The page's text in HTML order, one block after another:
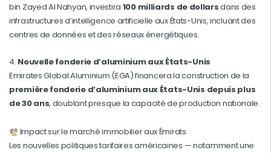
bin Zayed Al Nahyan, investira 100 milliards de dollarsdans des
infrastructures d’intelligence artificielle aux États-Unis, incluant des
centres de données et des réseaux énergétiques.
4. Nouvelle fonderie d’aluminium aux États-Unis
Emirates Global Aluminium (EGA) financera la construction de la
première fonderie d’aluminium aux États-Unis depuis plus
de 30 ans, doublant presque la capacité de production nationale.
Impact sur le marché immobilier aux Émirats
Les nouvelles politiques tarifaires américaines — notamment une